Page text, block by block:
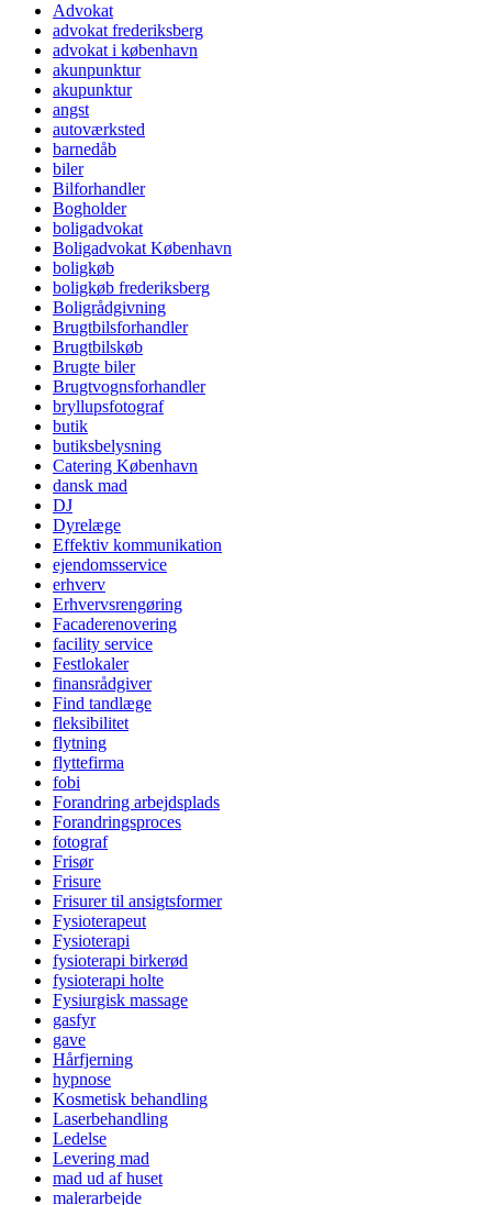
Advokat
advokat frederiksberg
advokat i københavn
akunpunktur
akupunktur
angst
autoværksted
barnedåb
biler
Bilforhandler
Bogholder
boligadvokat
Boligadvokat København
boligkøb
boligkøb frederiksberg
Boligrådgivning
Brugtbilsforhandler
Brugtbilskøb
Brugte biler
Brugtvognsforhandler
bryllupsfotograf
butik
butiksbelysning
Catering København
dansk mad
DJ
Dyrelæge
Effektiv kommunikation
ejendomsservice
erhverv
Erhvervsrengøring
Facaderenovering
facility service
Festlokaler
finansrådgiver
Find tandlæge
fleksibilitet
flytning
flyttefirma
fobi
Forandring arbejdsplads
Forandringsproces
fotograf
Frisør
Frisure
Frisurer til ansigtsformer
Fysioterapeut
Fysioterapi
fysioterapi birkerød
fysioterapi holte
Fysiurgisk massage
gasfyr
gave
Hårfjerning
hypnose
Kosmetisk behandling
Laserbehandling
Ledelse
Levering mad
mad ud af huset
malerarbejde